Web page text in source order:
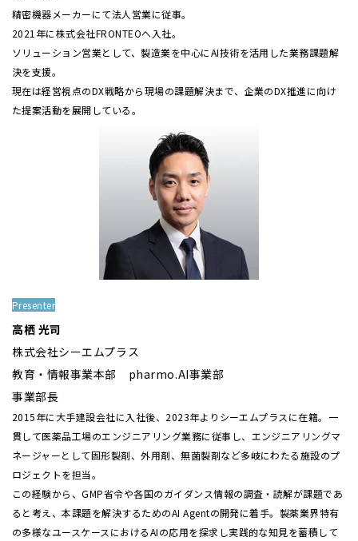
精密機器メーカーにて法人営業に従事。
2021年に株式会社FRONTEOへ入社。
ソリューション営業として、製造業を中心にAI技術を活用した業務課題解
決を支援。
現在は経営視点のDX戦略から現場の課題解決まで、企業のDX推進に向け
た提案活動を展開している。
Presenter
高栖 光司
株式会社シーエムプラス
教育・情報事業本部 pharmo.AI事業部
事業部長
2015年に大手建設会社に入社後、2023年よりシーエムプラスに在籍。一
貫して医薬品工場のエンジニアリング業務に従事し、エンジニアリングマ
ネージャーとして固形製剤、外用剤、無菌製剤など多岐にわたる施設のプ
ロジェクトを担当。
この経験から、GMP省令や各国のガイダンス情報の調査・読解が課題であ
ると考え、本課題を解決するためのAI Agentの開発に着手。製薬業界特有
の多様なユースケースにおけるAIの応用を探求し実践的な知見を蓄積して